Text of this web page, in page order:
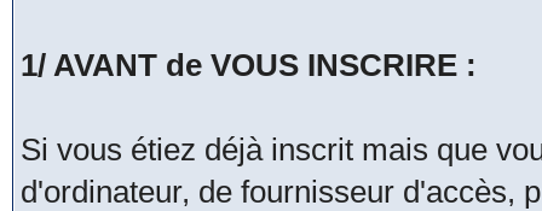
1/ AVANT de VOUS INSCRIRE :
Si vous étiez déjà inscrit mais que
d'ordinateur, de fournisseur d'accès,